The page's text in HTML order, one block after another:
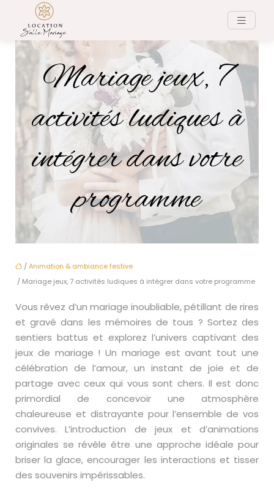
Mariage jeux, 7
activités ludiques à
intégrer dans votre
programme
/Animation & ambiance festive
/ Mariage jeux, 7 activités ludiques à intégrer dans votre programme
Vous rêvez d’un mariage inoubliable, pétillant de rires
et gravé dans les mémoires de tous ? Sortez des
sentiers battus et explorez l’univers captivant des
jeux de mariage ! Un mariage est avant tout une
célébration de l’amour, un instant de joie et de
partage avec ceux qui vous sont chers. Il est donc
primordial de concevoir une atmosphère
chaleureuse et distrayante pour l’ensemble de vos
convives. L’introduction de jeux et d’animations
originales se révèle être une approche idéale pour
briser la glace, encourager les interactions et tisser
des souvenirs impérissables.